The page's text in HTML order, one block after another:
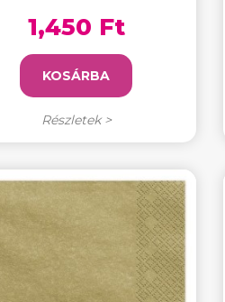
1,450 Ft
KOSÁRBA
Részletek >